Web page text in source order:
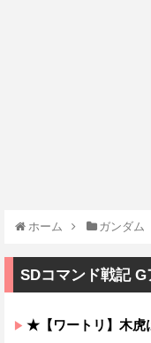
ホーム ガンダム
SDコマンド戦記
★【ワートリ】木虎